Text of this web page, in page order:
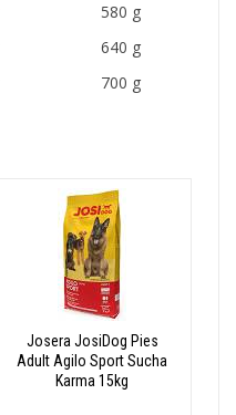
580 g
640 g
700 g
Josera JosiDog Pies
Adult Agilo Sport Sucha
Karma 15kg